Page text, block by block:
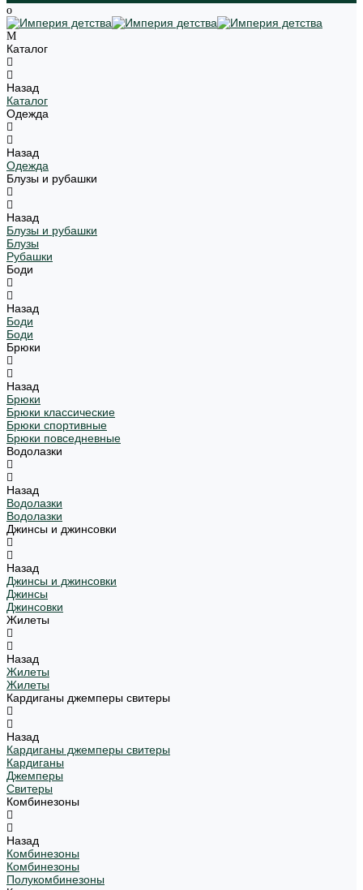
Каталог
Назад
Каталог
Одежда
Назад
Одежда
Блузы и рубашки
Назад
Блузы и рубашки
Блузы
Рубашки
Боди
Назад
Боди
Боди
Брюки
Назад
Брюки
Брюки классические
Брюки спортивные
Брюки повседневные
Водолазки
Назад
Водолазки
Водолазки
Джинсы и джинсовки
Назад
Джинсы и джинсовки
Джинсы
Джинсовки
Жилеты
Назад
Жилеты
Жилеты
Кардиганы джемперы свитеры
Назад
Кардиганы джемперы свитеры
Кардиганы
Джемперы
Свитеры
Комбинезоны
Назад
Комбинезоны
Комбинезоны
Полукомбинезоны